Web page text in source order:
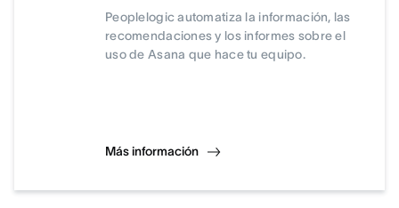
Peoplelogic automatiza la información, las
recomendaciones y los informes sobre el
uso de Asana que hace tu equipo.
Más información